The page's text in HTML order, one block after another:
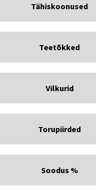
Tähiskoonused
Teetõkked
Vilkurid
Torupiirded
Soodus %